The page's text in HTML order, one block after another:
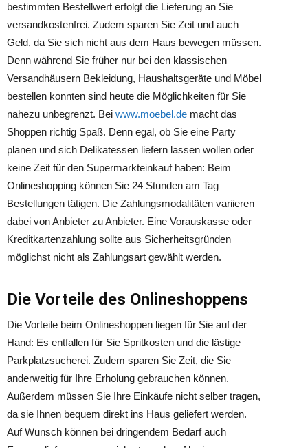
bestimmten Bestellwert erfolgt die Lieferung an Sie
versandkostenfrei. Zudem sparen Sie Zeit und auch
Geld, da Sie sich nicht aus dem Haus bewegen müssen.
Denn während Sie früher nur bei den klassischen
Versandhäusern Bekleidung, Haushaltsgeräte und Möbel
bestellen konnten sind heute die Möglichkeiten für Sie
nahezu unbegrenzt. Bei www.moebel.de macht das
Shoppen richtig Spaß. Denn egal, ob Sie eine Party
planen und sich Delikatessen liefern lassen wollen oder
keine Zeit für den Supermarkteinkauf haben: Beim
Onlineshopping können Sie 24 Stunden am Tag
Bestellungen tätigen. Die Zahlungsmodalitäten variieren
dabei von Anbieter zu Anbieter. Eine Vorauskasse oder
Kreditkartenzahlung sollte aus Sicherheitsgründen
möglichst nicht als Zahlungsart gewählt werden.
Die Vorteile des Onlineshoppens
Die Vorteile beim Onlineshoppen liegen für Sie auf der
Hand: Es entfallen für Sie Spritkosten und die lästige
Parkplatzsucherei. Zudem sparen Sie Zeit, die Sie
anderweitig für Ihre Erholung gebrauchen können.
Außerdem müssen Sie Ihre Einkäufe nicht selber tragen,
da sie Ihnen bequem direkt ins Haus geliefert werden.
Auf Wunsch können bei dringendem Bedarf auch